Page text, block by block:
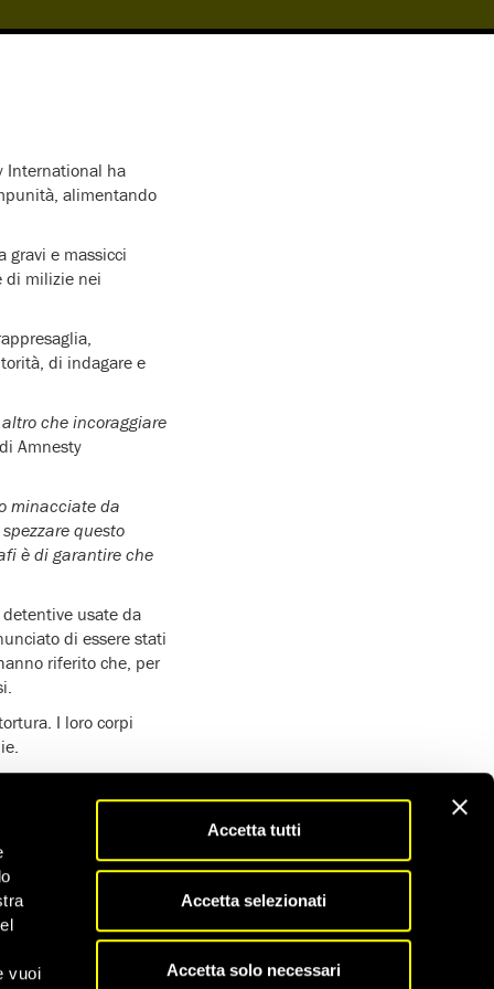
vuoi
Accetta tutti
Accetta selezionati
Accetta solo necessari
International ha
alimentando
gravi e massicci
di milizie nei
di indagare e
che incoraggiare
Amnesty
minacciate da
questo
è di garantire che
usate da
di essere stati
riferito che, per
I loro corpi
hanno raccontato
fruste, cavi, tubi di
picchiare e
da Tawargha
da un
non saranno